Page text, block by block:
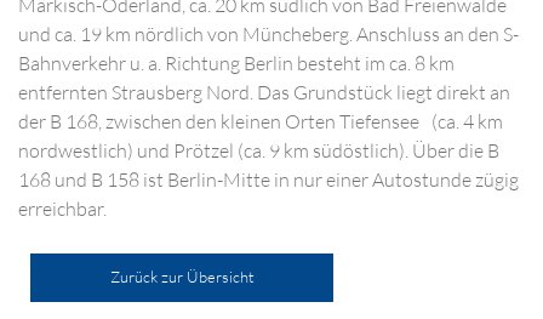
Märkisch-Oderland, ca. 20 km südlich von Bad Freienwalde
und ca. 19 km nördlich von Müncheberg. Anschluss an den S-
Bahnverkehr u. a. Richtung Berlin besteht im ca. 8 km
entfernten Strausberg Nord. Das Grundstück liegt direkt an
der B 168, zwischen den kleinen Orten Tiefensee (ca. 4 km
nordwestlich) und Prötzel (ca. 9 km südöstlich). Über die B
168 und B 158 ist Berlin-Mitte in nur einer Autostunde zügig
erreichbar.
Zurück zur Übersicht